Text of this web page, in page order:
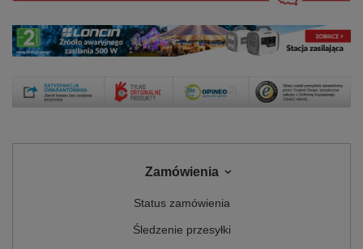
Zamówienia
Status zamówienia
Śledzenie przesyłki